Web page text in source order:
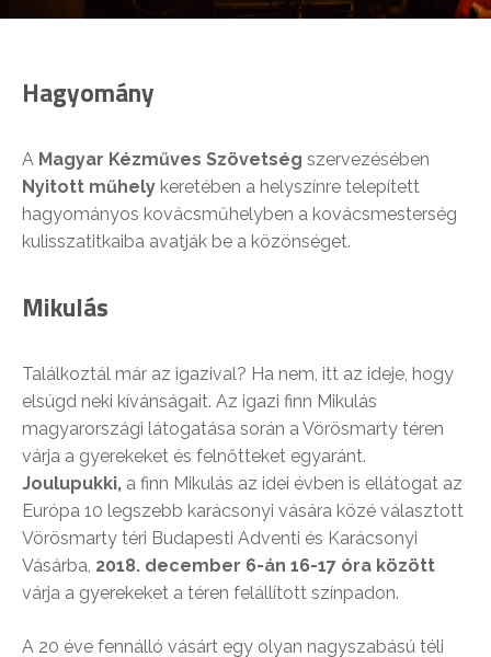
Hagyomány
A Magyar Kézműves Szövetség szervezésében
Nyitott műhely keretében a helyszínre telepített
hagyományos kovácsműhelyben a kovácsmesterség
kulisszatitkaiba avatják be a közönséget.
Mikulás
Találkoztál már az igazival? Ha nem, itt az ideje, hogy
elsúgd neki kívánságait. Az igazi finn Mikulás
magyarországi látogatása során a Vörösmarty téren
várja a gyerekeket és felnőtteket egyaránt.
Joulupukki, a finn Mikulás az idei évben is ellátogat az
Európa 10 legszebb karácsonyi vására közé választott
Vörösmarty téri Budapesti Adventi és Karácsonyi
Vásárba, 2018. december 6-án 16-17 óra között
várja a gyerekeket a téren felállított színpadon.
A 20 éve fennálló vásárt egy olyan nagyszabású téli